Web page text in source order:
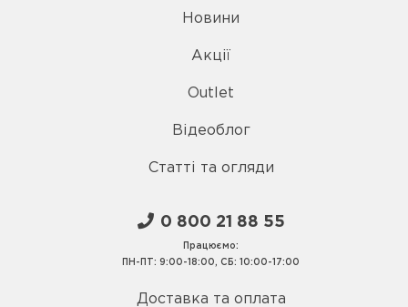
Новини
Акції
Outlet
Відеоблог
Статті та огляди
0 800 21 88 55
Працюємо:
ПН-ПТ: 9:00-18:00, СБ: 10:00-17:00
Доставка та оплата